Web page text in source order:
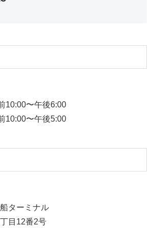
10:00〜午後6:00
10:00〜午後5:00
ターミナル
目12番2号